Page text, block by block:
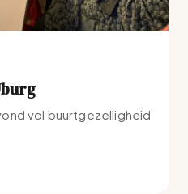
vol buurtgezelligheid